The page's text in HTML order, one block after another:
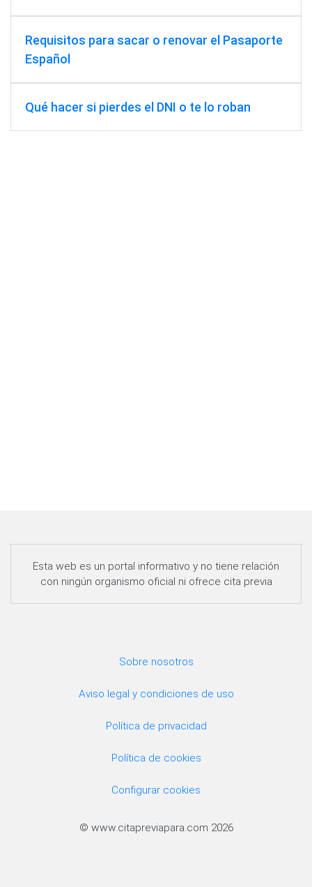
Requisitos para sacar o renovar el Pasaporte
Español
Qué hacer si pierdes el DNI o te lo roban
Esta web es un portal informativo y no tiene relación
con ningún organismo oficial ni ofrece cita previa
Sobre nosotros
Aviso legal y condiciones de uso
Política de privacidad
Política de cookies
Configurar cookies
© www.citapreviapara.com 2026